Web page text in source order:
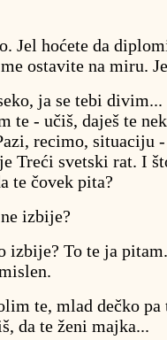
Jel hoćete da
ostavite na miru.
ja se tebi
te - učiš, daješ te
recimo, situaciju
Treći svetski rat. I
te čovek pita?
izbije?
izbije? To te ja
te, mlad dečko pa
da te ženi majka...